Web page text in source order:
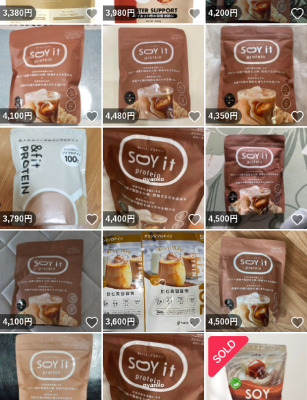
3,380円 いいね！
3,980円 いいね！
4,200円
4,100円 いいね！
4,480円 いいね！
4,350円
3,790円 いいね！
4,400円 いいね！
4,500円
4,100円 いいね！
3,600円 いいね！
4,500円